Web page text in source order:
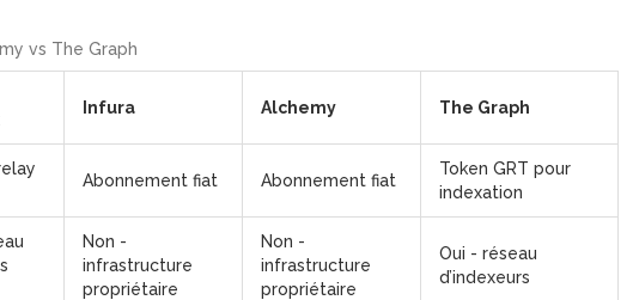
vs The Graph
Infura Alchemy The Graph
Abonnement fiat Abonnement fiat
Token GRT pour
indexation
Non -
infrastructure
propriétaire
Non -
infrastructure
propriétaire
Oui - réseau
d’indexeurs